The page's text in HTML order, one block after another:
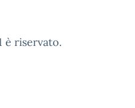
è riservato.